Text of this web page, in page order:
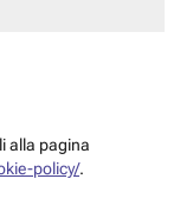
alla pagina
policy/.